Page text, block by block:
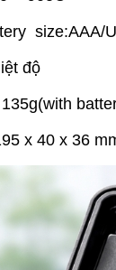
size:AAA/
độ
x 40 x 36